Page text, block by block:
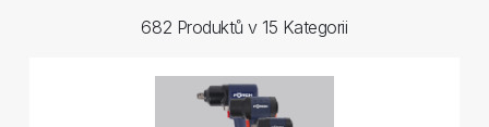
682 Produktů v 15 Kategorii